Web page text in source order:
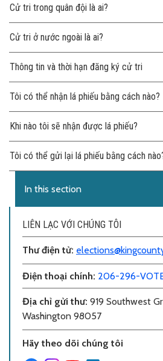
Cử tri trong quân đội là ai?
Cử tri ở nước ngoài là ai?
Thông tin và thời hạn đăng ký cử tri
Tôi có thể nhận lá phiếu bằng cách nào?
Khi nào tôi sẽ nhận được lá phiếu?
Tôi có thể gửi lại lá phiếu bằng cách
In this section
LIÊN LẠC VỚI CHÚNG TÔI
Thư điện tử:
Điện thoại chính: 206-296-
Địa chỉ gửi thư: 919 Southwest
Washington 98057
Hãy theo dõi chúng tôi